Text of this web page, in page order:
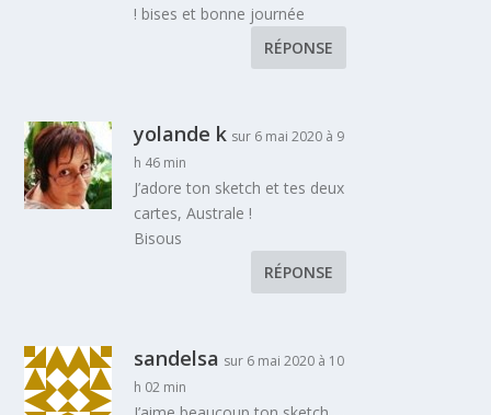
! bises et bonne journée
RÉPONSE
yolande k sur 6 mai 2020 à 9
h 46 min
J’adore ton sketch et tes deux
cartes, Australe !
Bisous
RÉPONSE
sandelsa sur 6 mai 2020 à 10
h 02 min